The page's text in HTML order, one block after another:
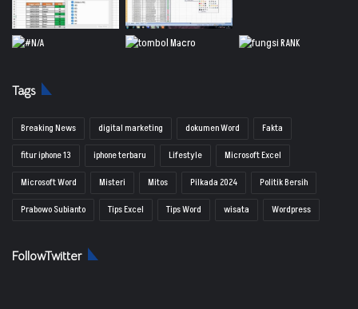
Tags
Breaking News digital marketing dokumen Word
Fakta
fitur iphone 13
iphone terbaru Lifestyle
Microsoft Excel
Microsoft Word
Misteri Mitos Pilkada 2024
Politik Bersih
Prabowo Subianto
Tips Excel Tips Word wisata Wordpress
FollowTwitter